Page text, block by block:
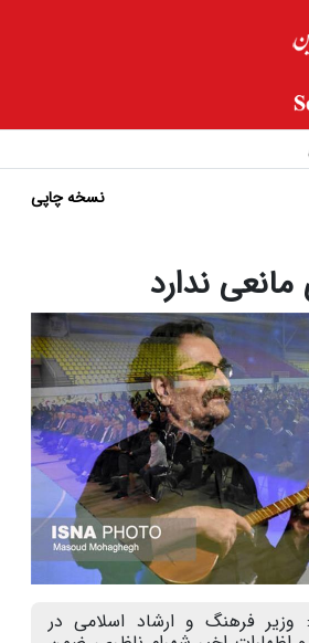
نسخه چاپی
ندارد
وزیر فرهنگ و ارشاد اسلامی در